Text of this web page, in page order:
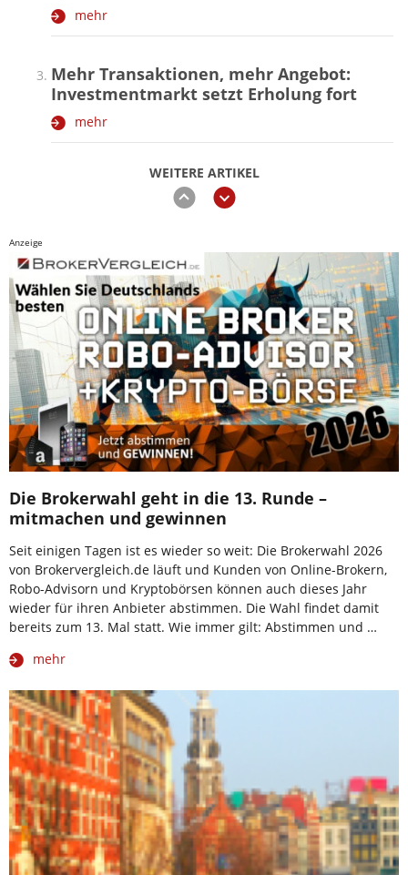
WEITERE ARTIKEL
zurückweiter
mehr
Mehr Transaktionen, mehr Angebot:
Investmentmarkt setzt Erholung fort
mehr
Anzeige
Die Brokerwahl geht in die 13. Runde –
mitmachen und gewinnen
Seit einigen Tagen ist es wieder so weit: Die Brokerwahl 2026
von Brokervergleich.de läuft und Kunden von Online-Brokern,
Robo-Advisorn und Kryptobörsen können auch dieses Jahr
wieder für ihren Anbieter abstimmen. Die Wahl findet damit
bereits zum 13. Mal statt. Wie immer gilt: Abstimmen und …
mehr